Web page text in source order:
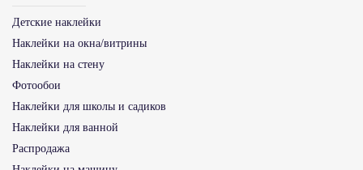
Детские наклейки
Наклейки на окна/витрины
Наклейки на стену
Фотообои
Наклейки для школы и садиков
Наклейки для ванной
Распродажа